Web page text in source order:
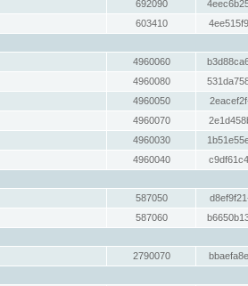
692090
603410
4960060
4960080
4960050
4960070
4960030
4960040
587050
587060
2790070